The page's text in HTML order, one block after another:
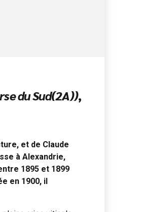
du Sud(2A)),
et de Claude
à Alexandrie,
1895 et 1899
en 1900, il